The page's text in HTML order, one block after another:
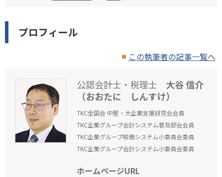
プロフィール
この執筆者の記事一覧へ
公認会計士・税理士 大谷 信介
（おおたに しんすけ）
TKC全国会 中堅・大企業支援研究会会員
TKC企業グループ会計システム普及部会会員
TKC企業グループ税務システム小委員会委員
TKC企業グループ会計システム小委員会委員
ホームページURL